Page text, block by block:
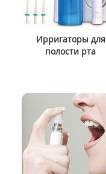
Ирригаторы для
полости рта